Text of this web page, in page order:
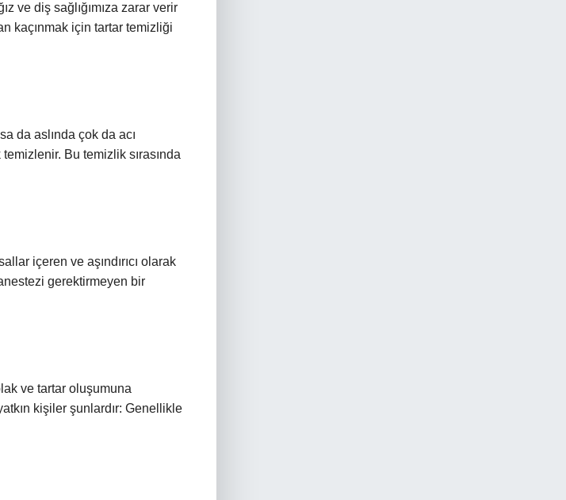
ve diş sağlığımıza zarar verir
kaçınmak için tartar temizliği
da aslında çok da acı
Bu temizlik sırasında
içeren ve aşındırıcı olarak
gerektirmeyen bir
ve tartar oluşumuna
kişiler şunlardır: Genellikle